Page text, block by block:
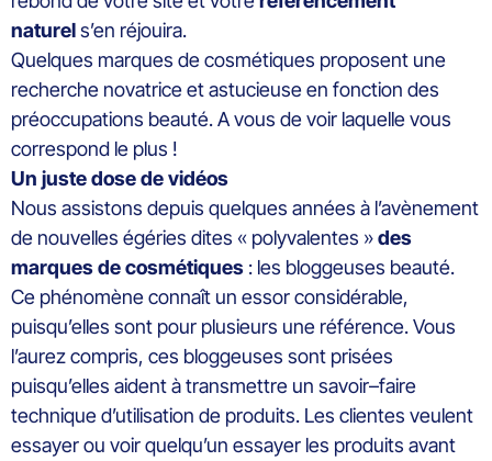
naturels’en réjouira.
Quelques marques de cosmétiques proposent une
recherche novatrice et astucieuse en fonction des
préoccupations beauté. A vous de voir laquelle vous
correspond le plus !
Un juste dose de vidéos
Nous assistons depuis quelques années à l’avènement
de nouvelles égéries dites « polyvalentes »des
marques de cosmétiques : les bloggeuses beauté.
Ce phénomène connaît un essor considérable,
puisqu’elles sont pour plusieurs une référence. Vous
l’aurez compris, ces bloggeuses sont prisées
puisqu’elles aident à transmettre un savoir–faire
technique d’utilisation de produits. Les clientes veulent
essayer ou voir quelqu’un essayer les produits avant